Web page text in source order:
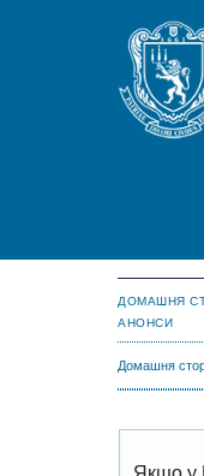
ДОМАШНЯ
АНОНСИ
Домашня